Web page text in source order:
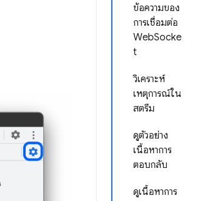
ข้อความของ
การเชื่อมต่อ
WebSocke
t
วิเคราะห์
เหตุการณ์ใน
สตรีม
ดูตัวอย่าง
เนื้อหาการ
ตอบกลับ
ดูเนื้อหาการ